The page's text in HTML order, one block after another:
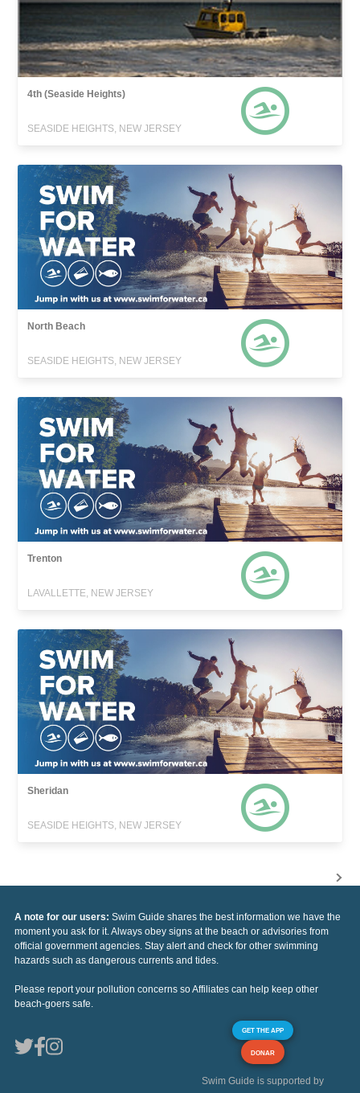
4th (Seaside Heights)
SEASIDE HEIGHTS, NEW JERSEY
North Beach
SEASIDE HEIGHTS, NEW JERSEY
Trenton
LAVALLETTE, NEW JERSEY
Sheridan
SEASIDE HEIGHTS, NEW JERSEY
A note for our users: Swim Guide shares the best information we have the
moment you ask for it. Always obey signs at the beach or advisories from
official government agencies. Stay alert and check for other swimming
hazards such as dangerous currents and tides.
Please report your pollution concerns so Affiliates can help keep other
beach-goers safe.
GET THE APP
DONAR
Swim Guide is supported by